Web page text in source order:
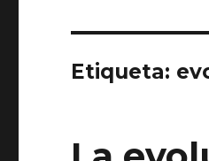
Etiqueta: